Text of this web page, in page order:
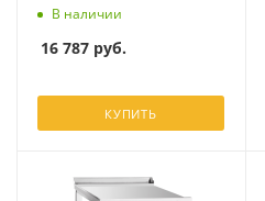
В наличии
16 787 руб.
КУПИТЬ